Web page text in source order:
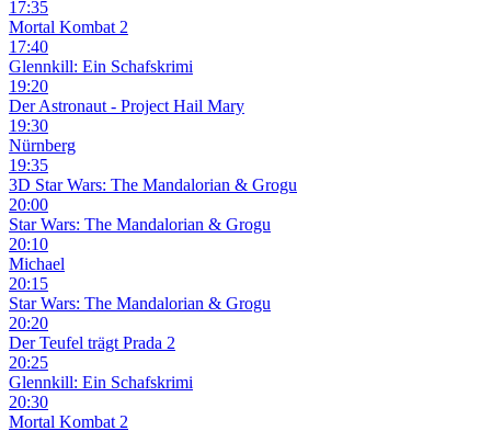
17:35
Mortal Kombat 2
17:40
Glennkill: Ein Schafskrimi
19:20
Der Astronaut - Project Hail Mary
19:30
Nürnberg
19:35
3D Star Wars: The Mandalorian & Grogu
20:00
Star Wars: The Mandalorian & Grogu
20:10
Michael
20:15
Star Wars: The Mandalorian & Grogu
20:20
Der Teufel trägt Prada 2
20:25
Glennkill: Ein Schafskrimi
20:30
Mortal Kombat 2